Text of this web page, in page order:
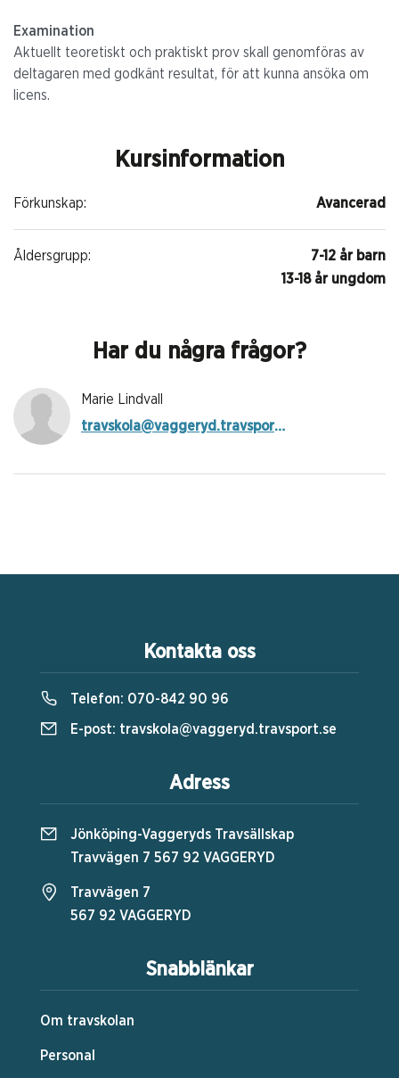
Examination
Aktuellt teoretiskt och praktiskt prov skall genomföras av
deltagaren med godkänt resultat, för att kunna ansöka om
licens.
Kursinformation
Förkunskap: Avancerad
Åldersgrupp:
7-12 år barn
13-18 år ungdom
Har du några frågor?
Marie Lindvall
travskola@vaggeryd.travsport.se
Snabblänkar
Om travskolan
Personal
Kontakta oss
Telefon: 070-842 90 96
E-post: travskola@vaggeryd.travsport.se
Adress
Jönköping-Vaggeryds Travsällskap
Travvägen 7 567 92 VAGGERYD
Travvägen 7
567 92 VAGGERYD